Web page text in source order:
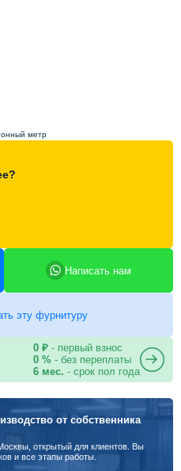
метр
Написать нам
эту фурнитуру
0 ₽- первый взнос
0 %- без переплаты
6 мес. - срок пол года
от собственника
открытый для клиентов. Вы
и все этапы работы.